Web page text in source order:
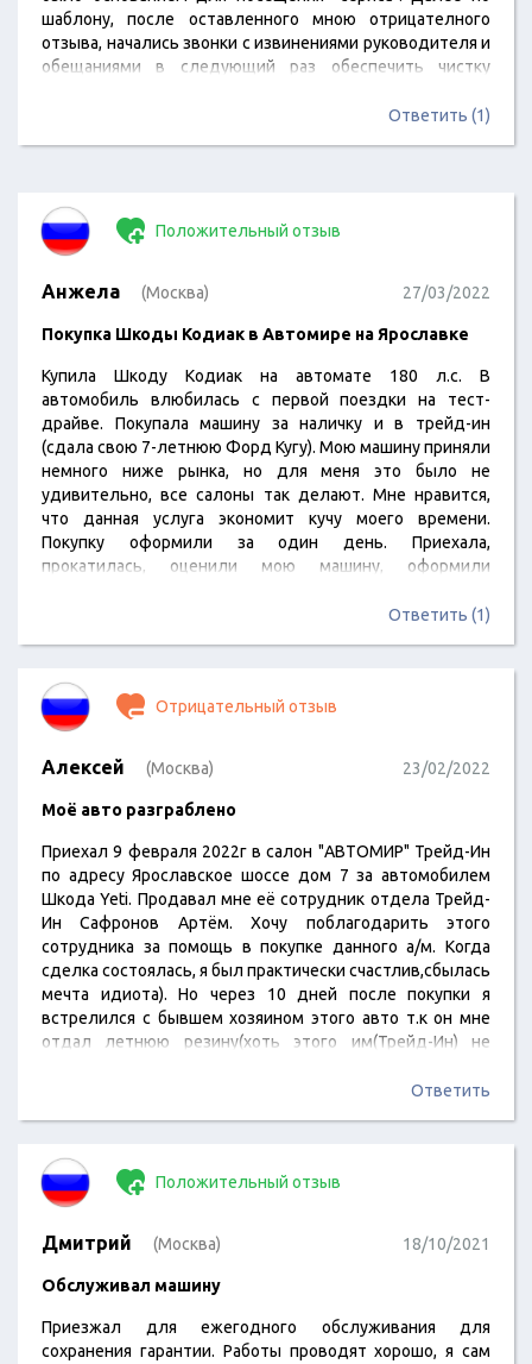
шаблону, после оставленного мною отрицателного
отзыва, начались звонки с извинениями руководителя и
обещаниями в следующий раз обеспечить чистку
отзыв на полжительный, но чуда после посещения во
работы "конский" в 1,5-2…
Ответить (1)
Положительный отзыв
Анжела (Москва) 27/03/2022
Покупка Шкоды Кодиак в Автомире на Ярославке
Купила Шкоду Кодиак на автомате 180 л.с. В
автомобиль влюбилась с первой поездки на тест-
драйве. Покупала машину за наличку и в трейд-ин
(сдала свою 7-летнюю Форд Кугу). Мою машину приняли
немного ниже рынка, но для меня это было не
удивительно, все салоны так делают. Мне нравится,
что данная услуга экономит кучу моего времени.
Покупку оформили за один день. Приехала,
прокатилась, оценили мою машину, оформили
менеджером Елисеевым Кириллом. Нашли с ним общий
Ответить (1)
Отрицательный отзыв
Алексей (Москва) 23/02/2022
Моё авто разграблено
Приехал 9 февраля 2022г в салон "АВТОМИР" Трейд-Ин
по адресу Ярославское шоссе дом 7 за автомобилем
Шкода Yeti. Продавал мне её сотрудник отдела Трейд-
Ин Сафронов Артём. Хочу поблагодарить этого
сотрудника за помощь в покупке данного а/м. Когда
сделка состоялась, я был практически счастлив,сбылась
мечта идиота). Но через 10 дней после покупки я
встрелился с бывшем хозяином этого авто т.к он мне
отдал летнюю резину(хоть этого им(Трейд-Ин) не
это авто.Оказывается данный а/м при сдаче в Трейд-Ин
только это просто…
Ответить
Положительный отзыв
Дмитрий (Москва) 18/10/2021
Обслуживал машину
Приезжал для ежегодного обслуживания для
сохранения гарантии. Работы проводят хорошо, я сам